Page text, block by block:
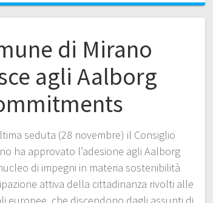
di Mirano
agli Aalborg
seduta (28 novembre) il Consiglio
ha approvato l’adesione agli Aalborg
di impegni in materia sostenibilità
attiva della cittadinanza rivolti alle